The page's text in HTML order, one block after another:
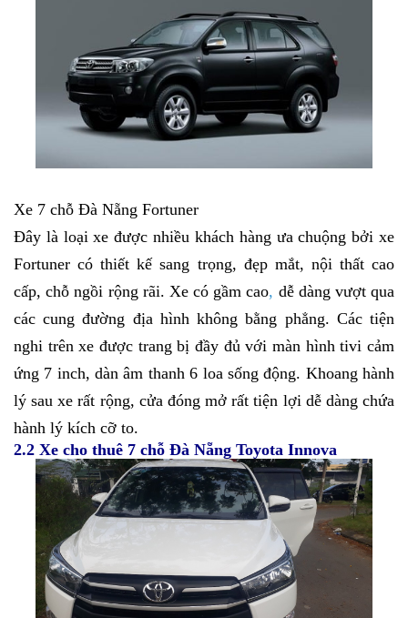
Xe 7 chỗ Đà Nẵng Fortuner
Đây là loại xe được nhiều khách hàng ưa chuộng bởi xe
Fortuner có thiết kế sang trọng, đẹp mắt, nội thất cao
cấp, chỗ ngồi rộng rãi. Xe có gầm cao, dễ dàng vượt qua
các cung đường địa hình không bằng phẳng. Các tiện
nghi trên xe được trang bị đầy đủ với màn hình tivi cảm
ứng 7 inch, dàn âm thanh 6 loa sống động. Khoang hành
lý sau xe rất rộng, cửa đóng mở rất tiện lợi dễ dàng chứa
hành lý kích cỡ to.
2.2 Xe cho thuê 7 chỗ Đà Nẵng Toyota Innova